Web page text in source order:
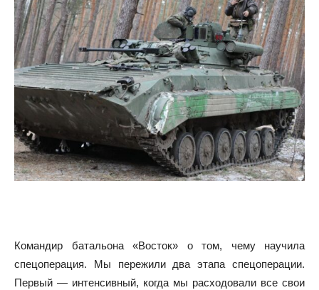
Командир батальона «Восток» о том, чему научила
спецоперация. Мы пережили два этапа спецоперации.
Первый — интенсивный, когда мы расходовали все свои